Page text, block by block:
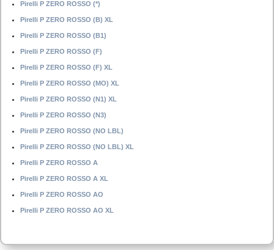
Pirelli P ZERO ROSSO (*)
Pirelli P ZERO ROSSO (B) XL
Pirelli P ZERO ROSSO (B1)
Pirelli P ZERO ROSSO (F)
Pirelli P ZERO ROSSO (F) XL
Pirelli P ZERO ROSSO (MO) XL
Pirelli P ZERO ROSSO (N1) XL
Pirelli P ZERO ROSSO (N3)
Pirelli P ZERO ROSSO (NO LBL)
Pirelli P ZERO ROSSO (NO LBL) XL
Pirelli P ZERO ROSSO A
Pirelli P ZERO ROSSO A XL
Pirelli P ZERO ROSSO AO
Pirelli P ZERO ROSSO AO XL